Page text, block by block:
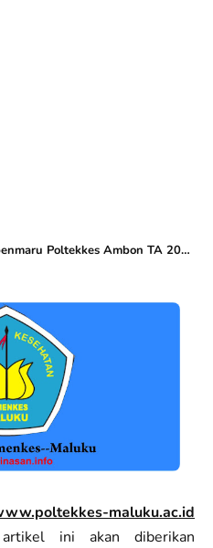
Poltekkes Ambon TA 2020/2021
maluku.ac.id
ini akan diberikan